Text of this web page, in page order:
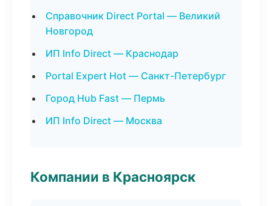
Справочник Direct Portal — Великий
Новгород
ИП Info Direct — Краснодар
Portal Expert Hot — Санкт-Петербург
Город Hub Fast — Пермь
ИП Info Direct — Москва
Компании в Красноярск